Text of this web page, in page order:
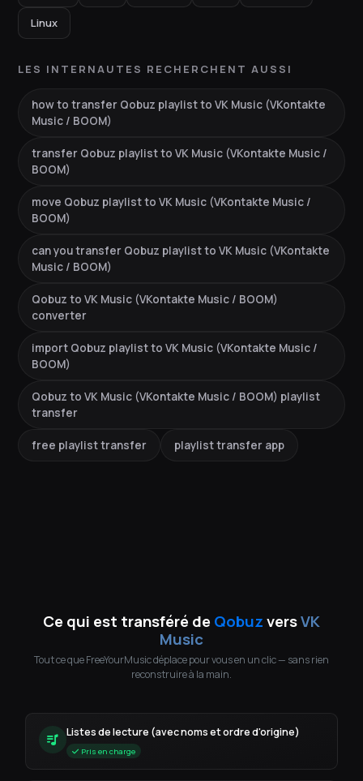
Linux
LES INTERNAUTES RECHERCHENT AUSSI
how to transfer Qobuz playlist to VK Music (VKontakte
Music / BOOM)
transfer Qobuz playlist to VK Music (VKontakte Music /
BOOM)
move Qobuz playlist to VK Music (VKontakte Music /
BOOM)
can you transfer Qobuz playlist to VK Music (VKontakte
Music / BOOM)
Qobuz to VK Music (VKontakte Music / BOOM)
converter
import Qobuz playlist to VK Music (VKontakte Music /
BOOM)
Qobuz to VK Music (VKontakte Music / BOOM) playlist
transfer
free playlist transfer playlist transfer app
Ce qui est transféré de QobuzversVK
Music
Tout ce que FreeYourMusic déplace pour vous en un clic — sans rien
reconstruire à la main.
Listes de lecture (avec noms et ordre d'origine)
Pris en charge